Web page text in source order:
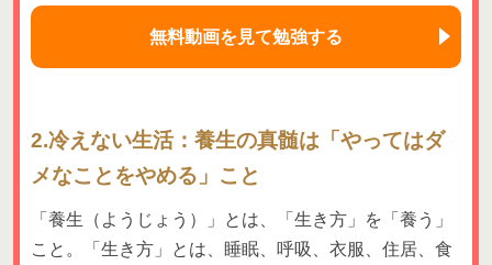
無料動画を見て勉強する
2.冷えない生活：養生の真髄は「やってはダ
メなことをやめる」こと
「養生（ようじょう）」とは、「生き方」を「養う」
こと。「生き方」とは、睡眠、呼吸、衣服、住居、食